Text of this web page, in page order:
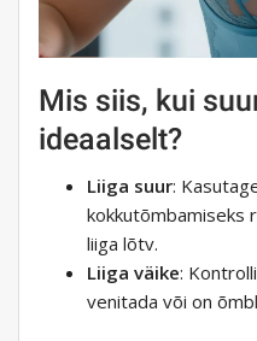
Mis siis, kui
ideaalselt?
Liiga suur:
kokkutõmbamiseks
liiga lõtv.
Liiga väike:
venitada või on